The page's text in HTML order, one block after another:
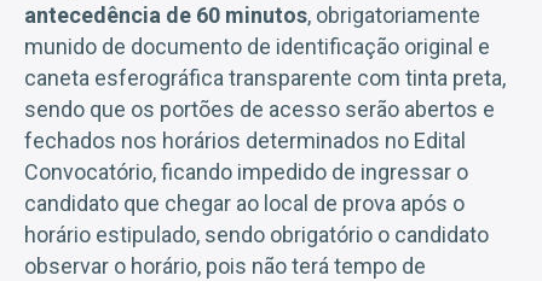
antecedência de 60 minutos, obrigatoriamente
munido de documento de identificação original e
caneta esferográfica transparente com tinta preta,
sendo que os portões de acesso serão abertos e
fechados nos horários determinados no Edital
Convocatório, ficando impedido de ingressar o
candidato que chegar ao local de prova após o
horário estipulado, sendo obrigatório o candidato
observar o horário, pois não terá tempo de